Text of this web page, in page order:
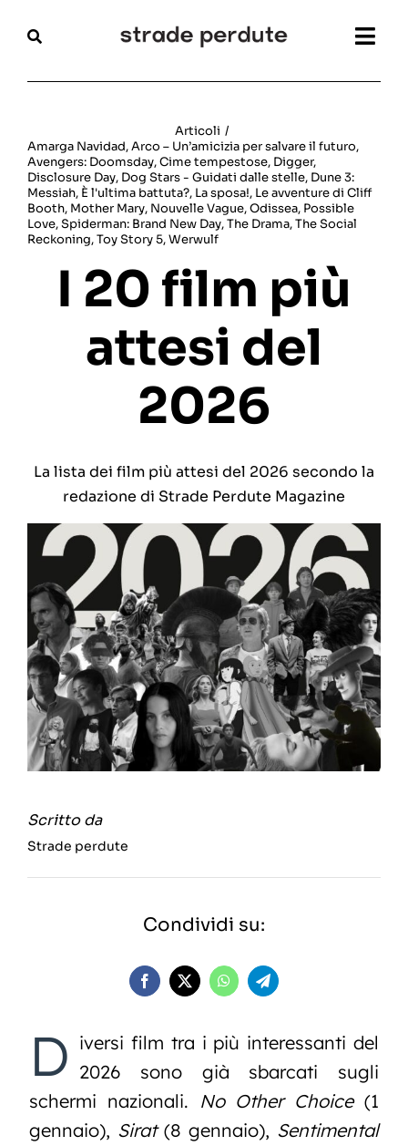
Magazine
Recensioni
Festival
Articoli /
Amarga Navidad,Arco – Un’amicizia per salvare il futuro,
Avengers: Doomsday,Cime tempestose, Digger,
Disclosure Day, Dog Stars - Guidati dalle stelle, Dune 3:
Messiah, È l'ultima battuta?, La sposa!, Le avventure di Cliff
Booth, Mother Mary, Nouvelle Vague,Odissea, Possible
Love,Spiderman: Brand New Day,The Drama,The Social
Reckoning,Toy Story 5,Werwulf
I 20 film più
attesi del
2026
La lista dei film più attesi del 2026 secondo la
redazione di Strade Perdute Magazine
Scritto da
Strade perdute
Condividi su:
D iversi film tra i più interessanti del
2026 sono già sbarcati sugli
schermi nazionali. No Other Choice (1
gennaio), Sirat(8 gennaio), Sentimental